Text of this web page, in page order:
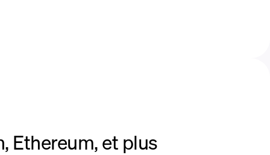
Ethereum, et plus